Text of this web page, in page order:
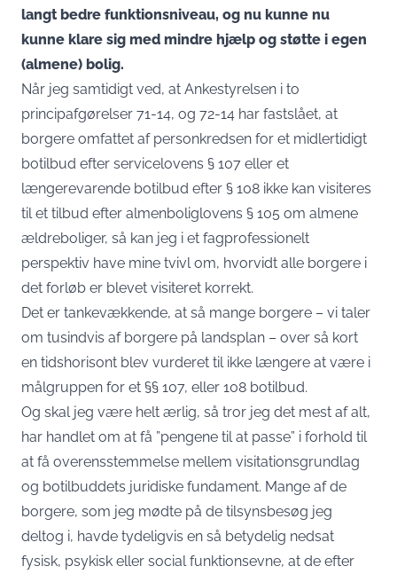
langt bedre funktionsniveau, og nu kunne nu
kunne klare sig med mindre hjælp og støtte i egen
(almene) bolig.
Når jeg samtidigt ved, at Ankestyrelsen i to
principafgørelser 71-14, og 72-14 har fastslået, at
borgere omfattet af personkredsen for et midlertidigt
botilbud efter servicelovens § 107 eller et
længerevarende botilbud efter § 108 ikke kan visiteres
til et tilbud efter almenboliglovens § 105 om almene
ældreboliger, så kan jeg i et fagprofessionelt
perspektiv have mine tvivl om, hvorvidt alle borgere i
det forløb er blevet visiteret korrekt.
Det er tankevækkende, at så mange borgere – vi taler
om tusindvis af borgere på landsplan – over så kort
en tidshorisont blev vurderet til ikke længere at være i
målgruppen for et §§ 107, eller 108 botilbud.
Og skal jeg være helt ærlig, så tror jeg det mest af alt,
har handlet om at få ”pengene til at passe” i forhold til
at få overensstemmelse mellem visitationsgrundlag
og botilbuddets juridiske fundament. Mange af de
borgere, som jeg mødte på de tilsynsbesøg jeg
deltog i, havde tydeligvis en så betydelig nedsat
fysisk, psykisk eller social funktionsevne, at de efter